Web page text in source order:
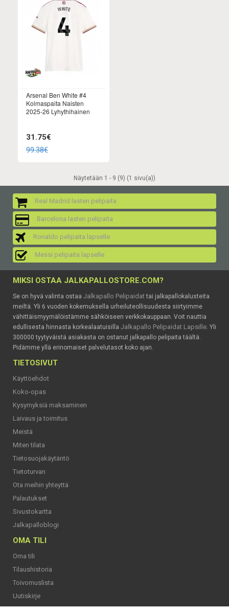
Arsenal Ben White #4
Kolmaspaita Naisten
2025-26 Lyhythihainen
31.75€
99.38€
Näytetään 1 - 9 (9) (1 sivu(a))
Real Madrid lasten pelipaita
Barcelona lasten pelipaita
Ronaldo pelipaita lapselle
Messi pelipaita lapselle
MIKSI OSTAA JALKAPALLOSTORE.COM?
Se on hyvä valinta ostaa Jalkapallo Pelipaidattai jalkapallokalusteita
meiltä. Yli 6 vuoden kokemuksella urheiluteollisuudesta siirtyimme
vähittäismyymälöistämme sähköiseen verkkokauppaan. Voit nauttia
edullisesta hinnasta korkealaatuisilla Jalkapallo Pelipaidat Lapsille. Yli
300000 tyytyväistä asiakasta on ostanut jalkapallo pelipaita täältä.
Pidämme yllä erinomaiset palvelutasot koko ajan.
TIETOSIVUT
Käyttöehdot
Koko-opas
Kysymyksiä maksaminen
Laivaus ja toimitus
Meistä
Miten tilata
Tietosuojakäytäntö
Tietoturvan
Ota meihin yhteyttä
Palautukset
Sivustokartta
Jalkapalloblogi
OMA TILI
Oma tili
Tilaushistoria
Toivomuslista
Uutiskirje